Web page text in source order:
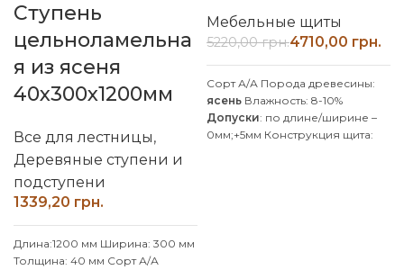
Ступень
цельноламельна
я из ясеня
40x300x1200мм
Все для лестницы,
Деревяные ступени и
подступени
грн.
Длина:1200 мм Ширина: 300 мм
Толщина: 40 мм Сорт А/А
Мебельные щиты
5220,00грн.4710,00 грн.
Сорт А/А Порода древесины:
ясень Влажность: 8-10%
Допуски: по длине/ширине –
0мм;+5мм Конструкция щита: